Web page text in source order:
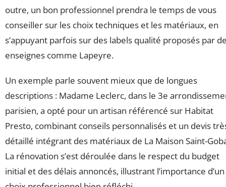
outre, un bon professionnel prendra le temps de vous
conseiller sur les choix techniques et les matériaux, en
s’appuyant parfois sur des labels qualité proposés par
enseignes comme Lapeyre.
Un exemple parle souvent mieux que de longues
descriptions : Madame Leclerc, dans le 3e
parisien, a opté pour un artisan référencé sur Habitat
Presto, combinant conseils personnalisés et un devis
détaillé intégrant des matériaux de La Maison Saint-
La rénovation s’est déroulée dans le respect du budget
initial et des délais annoncés, illustrant l’importance d’un